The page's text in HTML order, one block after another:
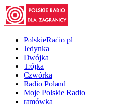
PolskieRadio.pl
Jedynka
Dwójka
Trójka
Czwórka
Radio Poland
Moje Polskie Radio
ramówka